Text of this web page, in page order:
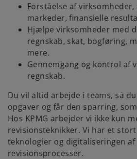
Forståelse af
markeder, finansielle
Hjælpe virksomheder med
regnskab, skat, bogføring,
mere.
Gennemgang og kontrol af
regnskab.
Du vil altid arbejde i teams, så
opgaver og får den sparring,
Hos KPMG arbejder vi ikke kun
revisionsteknikker. Vi har et
teknologier og digitaliseringen af
revisionsprocesser.